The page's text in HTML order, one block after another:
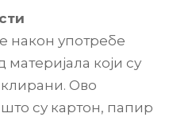
након употребе
који су
Ово
су картон, папир